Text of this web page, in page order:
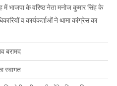
भाजपा के वरिष्ठ नेता मनोज कुमार सिंह के
व कार्यकर्ताओं ने थामा कांग्रेस का
बरामद
स्वागत